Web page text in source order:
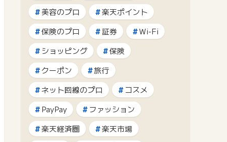
美容のプロ
楽天ポイント
保険のプロ
証券
Wi-Fi
ショッピング
保険
クーポン
旅行
ネット回線のプロ
コスメ
PayPay
ファッション
楽天経済圏
楽天市場